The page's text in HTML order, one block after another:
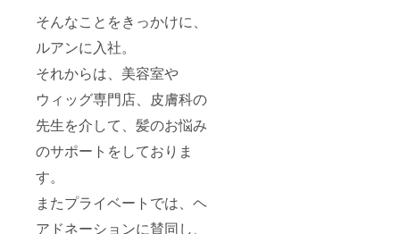
そんなことをきっかけに、
ルアンに入社。
それからは、美容室や
ウィッグ専門店、皮膚科の
先生を介して、髪のお悩み
のサポートをしておりま
す。
またプライベートでは、ヘ
アドネーションに賛同し、